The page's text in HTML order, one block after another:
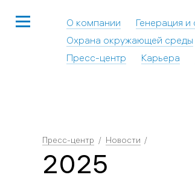
О компании Генерация и
Охрана окружающей среды
Пресс-центр
Карьера
Пресс-центр Новости
2025